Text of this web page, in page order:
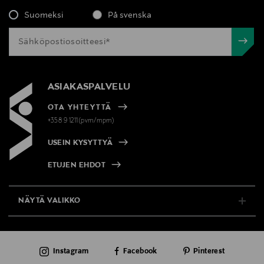
Digitaalinen osoite
neuvonta@loreal.com
Avainsanat
Suomeksi På svenska
ASIAKASPALVELU
OTA YHTEYTTÄ
+358 9 1211(pvm/mpm)
USEIN KYSYTTYÄ
ETUJEN EHDOT
NÄYTÄ VALIKKO
AJANKOHTAISTA
Instagram Facebook Pinterest